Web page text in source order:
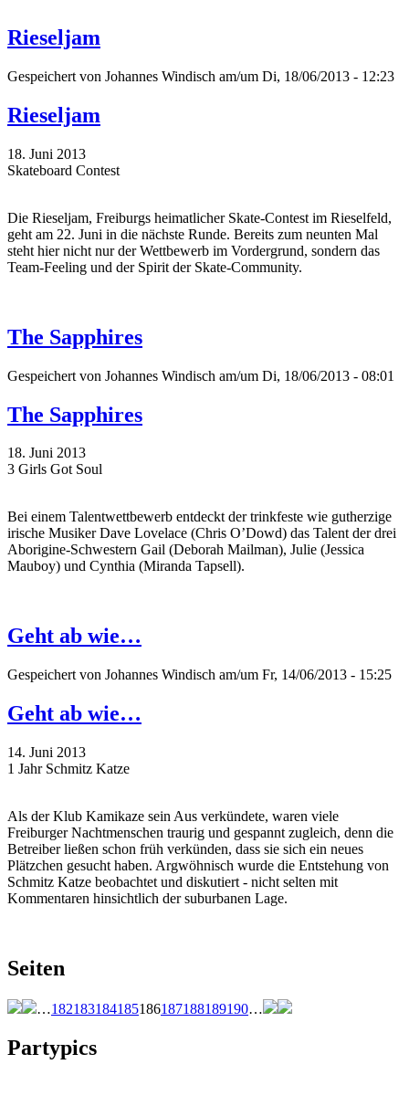
Rieseljam
Gespeichert von Johannes Windisch am/um Di, 18/06/2013 - 12:23
Rieseljam
18. Juni 2013
Skateboard Contest
Die Rieseljam, Freiburgs heimatlicher Skate-Contest im Rieselfeld,
geht am 22. Juni in die nächste Runde. Bereits zum neunten Mal
steht hier nicht nur der Wettbewerb im Vordergrund, sondern das
Team-Feeling und der Spirit der Skate-Community.
The Sapphires
Gespeichert von Johannes Windisch am/um Di, 18/06/2013 - 08:01
The Sapphires
18. Juni 2013
3 Girls Got Soul
Bei einem Talentwettbewerb entdeckt der trinkfeste wie gutherzige
irische Musiker Dave Lovelace (Chris O’Dowd) das Talent der drei
Aborigine-Schwestern Gail (Deborah Mailman), Julie (Jessica
Mauboy) und Cynthia (Miranda Tapsell).
Geht ab wie…
Gespeichert von Johannes Windisch am/um Fr, 14/06/2013 - 15:25
Geht ab wie…
14. Juni 2013
1 Jahr Schmitz Katze
Als der Klub Kamikaze sein Aus verkündete, waren viele
Freiburger Nachtmenschen traurig und gespannt zugleich, denn die
Betreiber ließen schon früh verkünden, dass sie sich ein neues
Plätzchen gesucht haben. Argwöhnisch wurde die Entstehung von
Schmitz Katze beobachtet und diskutiert - nicht selten mit
Kommentaren hinsichtlich der suburbanen Lage.
Seiten
…182183184185186187188189190…
Partypics